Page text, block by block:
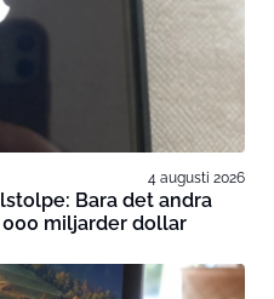
4 augusti 2026
Bara det andra
miljarder dollar